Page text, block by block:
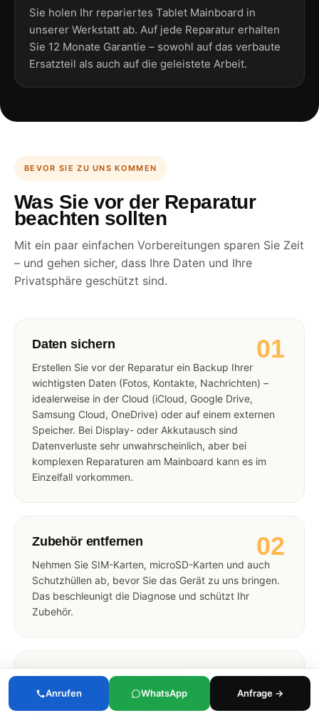
Sie holen Ihr repariertes Tablet Mainboard in
unserer Werkstatt ab. Auf jede Reparatur erhalten
Sie 12 Monate Garantie – sowohl auf das verbaute
Ersatzteil als auch auf die geleistete Arbeit.
BEVOR SIE ZU UNS KOMMEN
Was Sie vor der Reparatur
beachten sollten
Mit ein paar einfachen Vorbereitungen sparen Sie Zeit
– und gehen sicher, dass Ihre Daten und Ihre
Privatsphäre geschützt sind.
01
Daten sichern
Erstellen Sie vor der Reparatur ein Backup Ihrer
wichtigsten Daten (Fotos, Kontakte, Nachrichten) –
idealerweise in der Cloud (iCloud, Google Drive,
Samsung Cloud, OneDrive) oder auf einem externen
Speicher. Bei Display- oder Akkutausch sind
Datenverluste sehr unwahrscheinlich, aber bei
komplexen Reparaturen am Mainboard kann es im
Einzelfall vorkommen.
02
Zubehör entfernen
Nehmen Sie SIM-Karten, microSD-Karten und auch
Schutzhüllen ab, bevor Sie das Gerät zu uns bringen.
Das beschleunigt die Diagnose und schützt Ihr
Zubehör.
03
Fehler genau beschreiben
Je präziser Sie das Problem schildern können (Wann
tritt es auf? Nach einem Sturz? Nach einem Update?
Anrufen WhatsApp Anfrage →